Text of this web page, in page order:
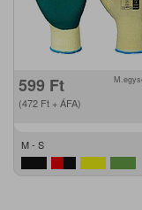
599 Ft
(472 Ft + ÁFA)
M - S